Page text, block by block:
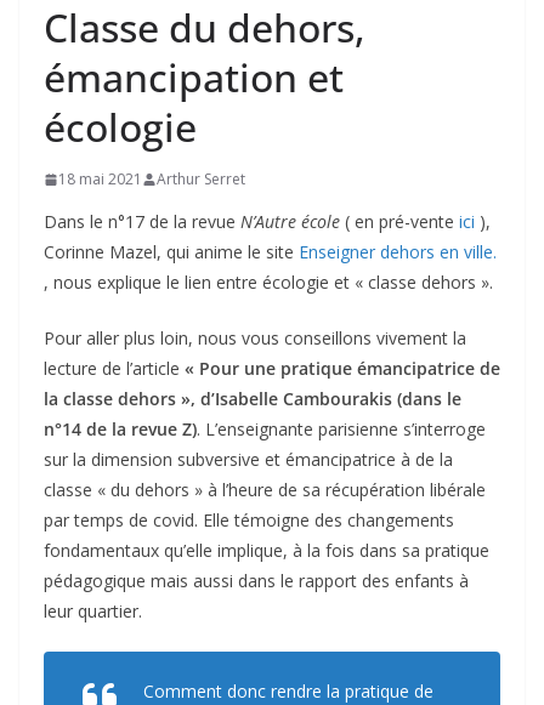
Classe du dehors,
émancipation et
écologie
18 mai 2021 Arthur Serret
Dans le n°17 de la revue N’Autre école ( en pré-vente ici ),
Corinne Mazel, qui anime le site Enseigner dehors en ville.
, nous explique le lien entre écologie et « classe dehors ».
Pour aller plus loin, nous vous conseillons vivement la
lecture de l’article « Pour une pratique émancipatrice de
la classe dehors », d’Isabelle Cambourakis (dans le
n°14 de la revue Z). L’enseignante parisienne s’interroge
sur la dimension subversive et émancipatrice à de la
classe « du dehors » à l’heure de sa récupération libérale
par temps de covid. Elle témoigne des changements
fondamentaux qu’elle implique, à la fois dans sa pratique
pédagogique mais aussi dans le rapport des enfants à
leur quartier.
Comment donc rendre la pratique de